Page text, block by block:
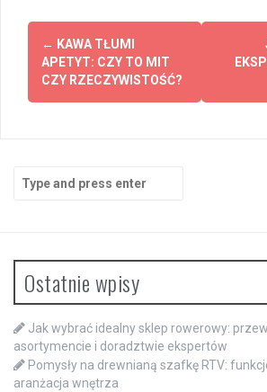
Post
navigation
← KAWA TŁUMI
APETYT: CZY TO MIT
CZY RZECZYWISTOŚĆ?
for:
Ostatnie wpisy
Jak wybrać idealny sklep rowerowy:
asortymencie i doradztwie ekspertów
Pomysły na drewnianą szafkę RTV:
aranżacja wnętrza